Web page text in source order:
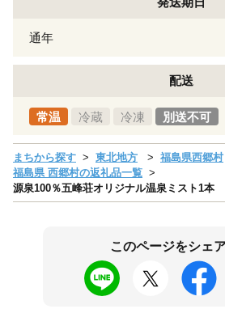
通年
配送
常温 冷蔵 冷凍 別送不可
まちから探す 東北地方
福島県西郷村
福島県 西郷村の返礼品一覧
源泉100％五峰荘オリジナル温泉ミスト1本
このページをシェ